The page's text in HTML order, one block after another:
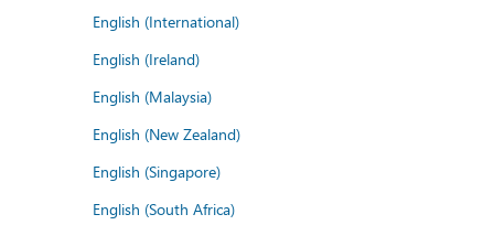
English (International)
English (Ireland)
English (Malaysia)
English (New Zealand)
English (Singapore)
English (South Africa)